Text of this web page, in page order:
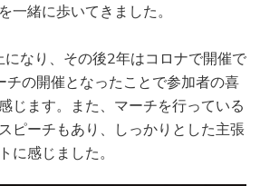
一緒に歩いてきました。
なり、その後2年はコロナで開催で
チの開催となったことで参加者の喜
じます。また、マーチを行っている
ピーチもあり、しっかりとした主張
に感じました。